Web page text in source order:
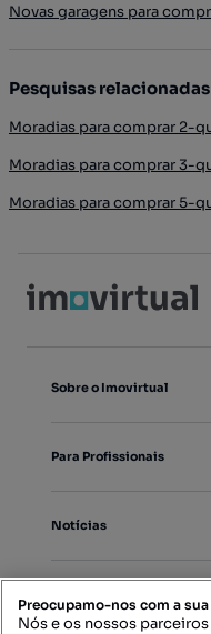
Novas garagens para
Pesquisas relacionadas
Moradias para comprar 2-
Moradias para comprar 3-
Moradias para comprar 5-
Sobre o Imovirtual
Para Profissionais
Notícias
Preocupamo-nos com a
Nós e os nossos parceiros